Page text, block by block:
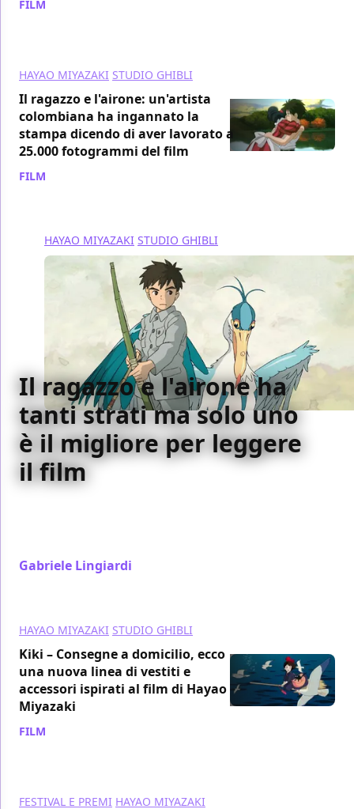
FILM
HAYAO MIYAZAKI STUDIO GHIBLI
Il ragazzo e l'airone: un'artista
colombiana ha ingannato la
stampa dicendo di aver lavorato a
25.000 fotogrammi del film
FILM
HAYAO MIYAZAKI STUDIO GHIBLI
Il ragazzo e l'airone ha
tanti strati ma solo uno
è il migliore per leggere
il film
Gabriele Lingiardi
HAYAO MIYAZAKI STUDIO GHIBLI
Kiki – Consegne a domicilio, ecco
una nuova linea di vestiti e
accessori ispirati al film di Hayao
Miyazaki
FILM
FESTIVAL E PREMI HAYAO MIYAZAKI